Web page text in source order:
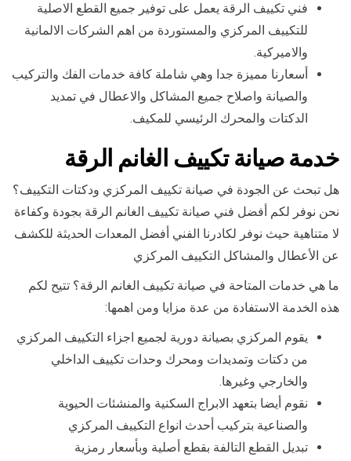
فني تكييف الرقة يعمل على توفير جميع القطع الاصلية
للتكييف المركزي والمستوردة من اهم الشركات الالمانية
والاميركية.
أسعارنا مميزة جدا وهي شاملة كافة خدمات الفك والتركيب
والصيانة واصلاح جميع المشاكل والاعطال في تمديد
الدكتات والمحرك الرئيسي للمكيف.
خدمة صيانة تكييف الغانم الرقة
هل تبحث عن الجودة في صيانة تكييف المركزي ودكتات التكييف؟
نحن نوفر لكم أفضل فني صيانة تكييف الغانم الرقة بجودة وكفاءة
لا متناهية حيث نوفر لكادرنا الفني أفضل المعدات الحديثة للكشف
عن الأعطال والمشاكل التكييف المركزي
ما هي خدمات المتاحة في صيانة تكييف الغانم الرقة؟ تتيح لكم
هذه الخدمة الاستفادة من عدة مزايا ومن اهمها:
يقوم المركزي بصيانة دورية لجميع اجزاء التكييف المركزي
من دكتات وتمديدات ومحرك وحدات تكييف الداخلي
والخارجي وغيرها.
نقوم أيضا بتعهد الابراج السكنية والمنشئات الحيوية
والصناعية بتركيب أحدث انواع التكييف المركزي
تبديل القطع التالفة بقطع أصلية وبأسعار رمزية